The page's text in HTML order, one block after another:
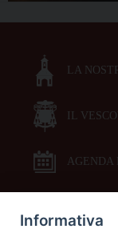
LA
IL
AGENDA
Informativa